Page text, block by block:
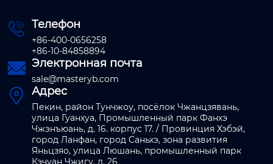
 Телефон
+86-400-0656258
+86-10-84858894
 Электронная почта
sale@masteryb.com
 Адрес
Пекин, район Тунчжоу, посёлок Чжанцзявань,
улица Гуанхуа, Промышленный парк Фанхэ
Чжэнъюань, д. 16. корпус 17. / Провинция Хэбэй,
город Ланфан, город Саньхэ, зона развития
Яньцзяо, улица Люшань, промышленный парк
Кэчуан Чжигу, д. 26